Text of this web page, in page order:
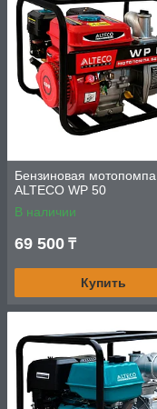
Бензиновая мотопомпа
ALTECO WP 50
В наличии
69 500 ₸
Купить